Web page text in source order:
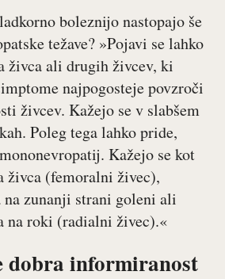
boleznijo nastopajo še
težave? »Pojavi se lahko
živca ali drugih živcev, ki
najpogosteje povzroči
živcev. Kažejo se v slabšem
Poleg tega lahko pride,
Kažejo se kot
živca (femoralni živec),
na zunanji strani goleni ali
na roki (radialni živec).«
dobra informiranost